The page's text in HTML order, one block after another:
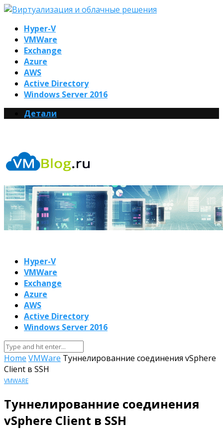
Hyper-V
VMWare
Exchange
Azure
AWS
Active Directory
Windows Server 2016
Детали
Hyper-V
VMWare
Exchange
Azure
AWS
Active Directory
Windows Server 2016
Home VMWare Туннелированние соединения vSphere
Client в SSH
VMWARE
Туннелированние соединения
vSphere Client в SSH